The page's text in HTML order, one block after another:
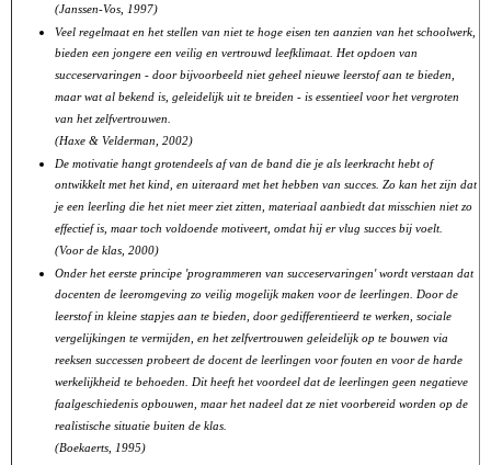
(Janssen-Vos, 1997)
Veel regelmaat en het stellen van niet te hoge eisen ten aanzien van het schoolwerk,
bieden een jongere een veilig en vertrouwd leefklimaat. Het opdoen van
succeservaringen - door bijvoorbeeld niet geheel nieuwe leerstof aan te bieden,
maar wat al bekend is, geleidelijk uit te breiden - is essentieel voor het vergroten
van het zelfvertrouwen.
(Haxe & Velderman, 2002)
De motivatie hangt grotendeels af van de band die je als leerkracht hebt of
ontwikkelt met het kind, en uiteraard met het hebben van succes. Zo kan het zijn dat
je een leerling die het niet meer ziet zitten, materiaal aanbiedt dat misschien niet zo
effectief is, maar toch voldoende motiveert, omdat hij er vlug succes bij voelt.
(Voor de klas, 2000)
Onder het eerste principe 'programmeren van succeservaringen' wordt verstaan dat
docenten de leeromgeving zo veilig mogelijk maken voor de leerlingen. Door de
leerstof in kleine stapjes aan te bieden, door gedifferentieerd te werken, sociale
vergelijkingen te vermijden, en het zelfvertrouwen geleidelijk op te bouwen via
reeksen successen probeert de docent de leerlingen voor fouten en voor de harde
werkelijkheid te behoeden. Dit heeft het voordeel dat de leerlingen geen negatieve
faalgeschiedenis opbouwen, maar het nadeel dat ze niet voorbereid worden op de
realistische situatie buiten de klas.
(Boekaerts, 1995)